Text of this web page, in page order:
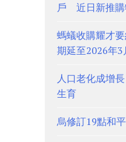
戶 近日新推購
螞蟻收購耀才
期延至2026年3
人口老化成增
生育
烏修訂19點和